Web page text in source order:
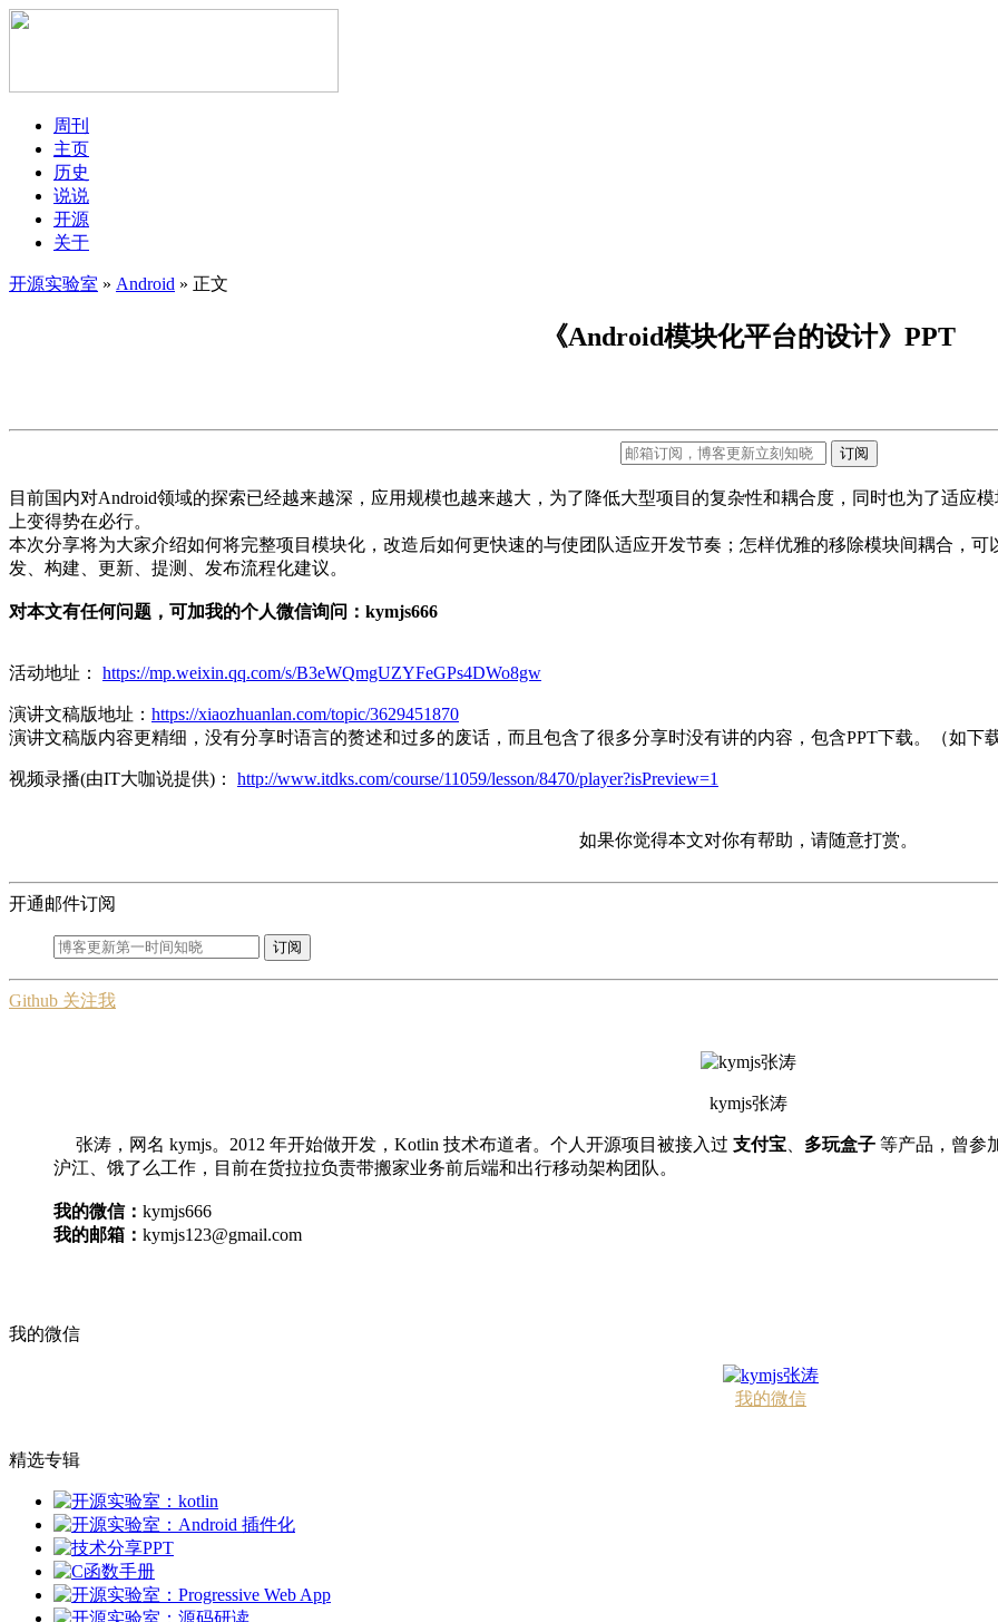
周刊
主页
历史
说说
开源
关于
开源实验室 » Android » 正文
《Android模块化平台的设计》PPT
订阅
目前国内对Android领域的探索已经越来越深，应用规模也越来越大，为了降低大型项目的复杂性和耦合度，同时也为了适应
上变得势在必行。
本次分享将为大家介绍如何将完整项目模块化，改造后如何更快速的与使团队适应开发节奏；怎样优雅的移除模块间耦合，
发、构建、更新、提测、发布流程化建议。
对本文有任何问题，可加我的个人微信询问：kymjs666
活动地址： https://mp.weixin.qq.com/s/B3eWQmgUZYFeGPs4DWo8gw
演讲文稿版地址： https://xiaozhuanlan.com/topic/3629451870
演讲文稿版内容更精细，没有分享时语言的赘述和过多的废话，而且包含了很多分享时没有讲的内容，包含PPT下载。（如下
视频录播(由IT大咖说提供)： http://www.itdks.com/course/11059/lesson/8470/player?isPreview=1
如果你觉得本文对你有帮助，请随意打赏。
开通邮件订阅
订阅
Github 关注我
kymjs张涛
张涛，网名 kymjs。2012 年开始做开发，Kotlin 技术布道者。个人开源项目被接入过 支付宝 多玩盒子 等产品，曾参
沪江、饿了么工作，目前在货拉拉负责带搬家业务前后端和出行移动架构团队。
我的微信： kymjs666
我的邮箱： kymjs123@gmail.com
我的微信
我的微信
精选专辑